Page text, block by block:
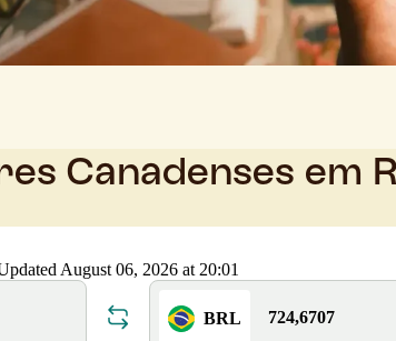
Canadenses em